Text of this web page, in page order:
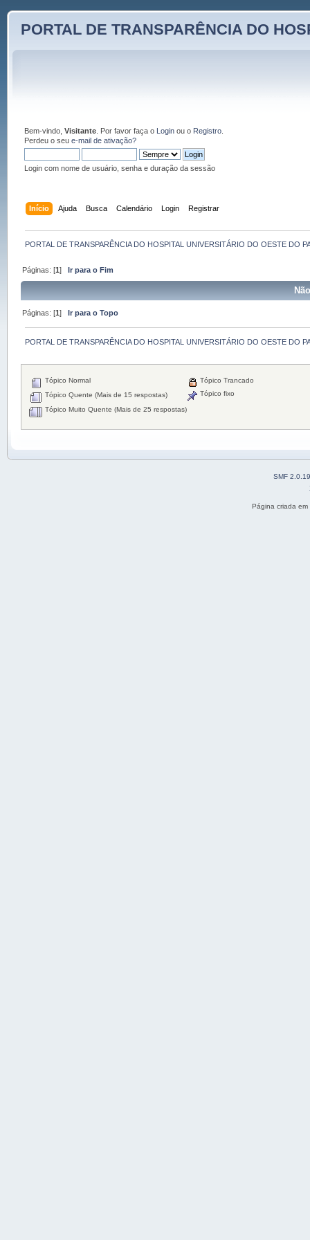
PORTAL DE TRANSPARÊNCIA DO
Bem-vindo, Visitante. Por favor faça o Loginou o Registro.
Perdeu o seu e-mail de ativação?
Login com nome de usuário, senha e duração da sessão
Início Ajuda Busca Calendário Login Registrar
PORTAL DE TRANSPARÊNCIA DO HOSPITAL UNIVERSITÁRIO DO OESTE DO
Páginas: [1]Ir para o Fim
Páginas: [1]Ir para o Topo
PORTAL DE TRANSPARÊNCIA DO HOSPITAL UNIVERSITÁRIO DO OESTE DO
Tópico Normal
Tópico Quente (Mais de 15 respostas)
Tópico Muito Quente (Mais de 25 respostas)
Tópico Trancado
Tópico fixo
SMF 2.0.19
Página criada